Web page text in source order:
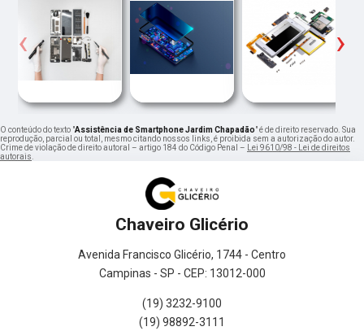
‹ ›
O conteúdo do texto "Assistência de Smartphone Jardim Chapadão" é de direito reservado. Sua
reprodução, parcial ou total, mesmo citando nossos links, é proibida sem a autorização do autor.
Crime de violação de direito autoral – artigo 184 do Código Penal –
Lei 9610/98 - Lei de direitos
autorais
Chaveiro Glicério
Avenida Francisco Glicério, 1744 - Centro
Campinas - SP - CEP: 13012-000
(19) 3232-9100
(19) 98892-3111